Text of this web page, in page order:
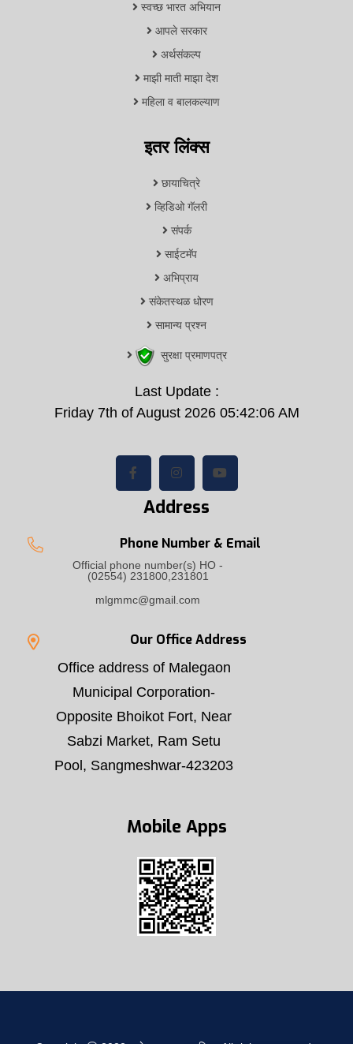
स्वच्छ भारत अभियान
आपले सरकार
अर्थसंकल्प
माझी माती माझा देश
महिला व बालकल्याण
इतर लिंक्स
छायाचित्रे
व्हिडिओ गॅलरी
संपर्क
साईटमॅप
अभिप्राय
संकेतस्थळ धोरण
सामान्य प्रश्न
सुरक्षा प्रमाणपत्र
Last Update :
Friday 7th of August 2026 05:42:06 AM
Address
Phone Number & Email
Official phone number(s) HO -
(02554) 231800,231801
mlgmmc@gmail.com
Our Office Address
Office address of Malegaon
Municipal Corporation-
Opposite Bhoikot Fort, Near
Sabzi Market, Ram Setu
Pool, Sangmeshwar-423203
Mobile Apps